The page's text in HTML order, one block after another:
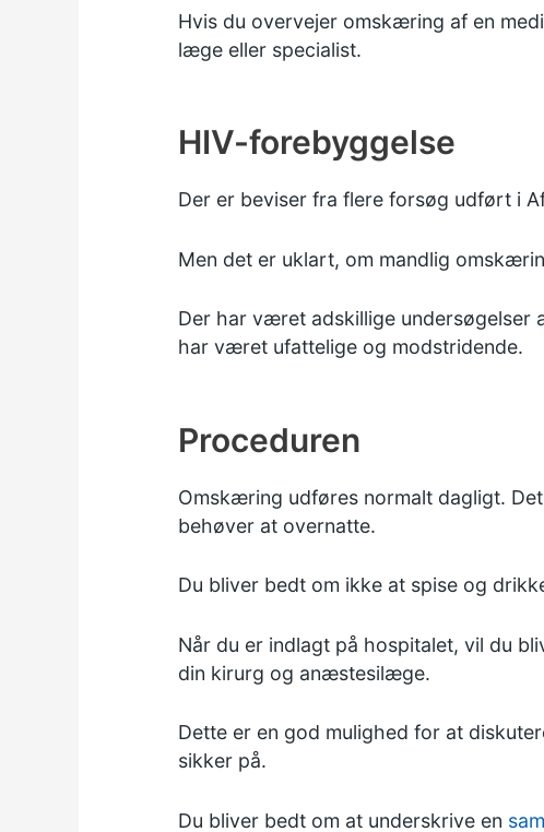
Hvis du overvejer omskæring af en
læge eller specialist.
HIV-forebyggelse
Der er beviser fra flere forsøg udført i
Men det er uklart, om mandlig
Der har været adskillige undersøgelser
har været ufattelige og modstridende.
Proceduren
Omskæring udføres normalt dagligt.
behøver at overnatte.
Du bliver bedt om ikke at spise og
Når du er indlagt på hospitalet, vil du
din kirurg og anæstesilæge.
Dette er en god mulighed for at
sikker på.
Du bliver bedt om at underskrive en